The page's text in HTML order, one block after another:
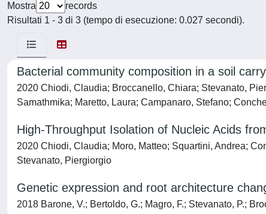
Mostra
records
Risultati 1 - 3 di 3 (tempo di esecuzione: 0.027 secondi).
Bacterial community composition in a soil
2020 Chiodi, Claudia; Broccanello, Chiara; Stevanato,
Samathmika; Maretto, Laura; Campanaro, Stefano;
High-Throughput Isolation of Nucleic Acids
2020 Chiodi, Claudia; Moro, Matteo; Squartini, Andrea;
Stevanato, Piergiorgio
Genetic expression and root architecture
2018 Barone, V.; Bertoldo, G.; Magro, F.; Stevanato, P.;